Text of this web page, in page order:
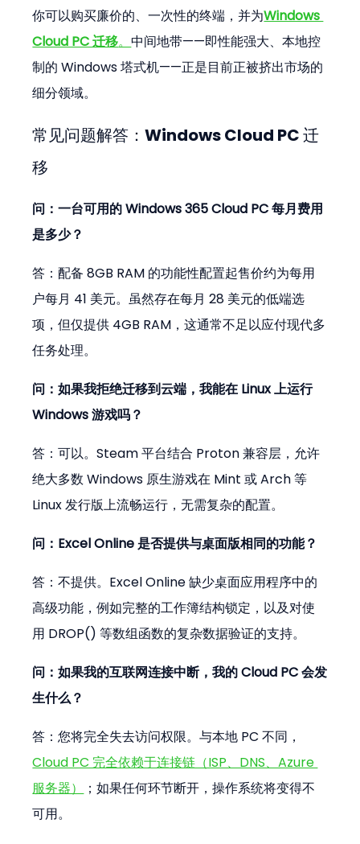
你可以购买廉价的、一次性的终端，并为Windows
Cloud PC 迁移。中间地带——即性能强大、本地控
制的 Windows 塔式机——正是目前正被挤出市场的
细分领域。
常见问题解答：Windows Cloud PC 迁
移
问：一台可用的 Windows 365 Cloud PC 每月费用
是多少？
答：配备 8GB RAM 的功能性配置起售价约为每用
户每月 41 美元。虽然存在每月 28 美元的低端选
项，但仅提供 4GB RAM，这通常不足以应付现代多
任务处理。
问：如果我拒绝迁移到云端，我能在 Linux 上运行
Windows 游戏吗？
答：可以。Steam 平台结合 Proton 兼容层，允许
绝大多数 Windows 原生游戏在 Mint 或 Arch 等
Linux 发行版上流畅运行，无需复杂的配置。
问：Excel Online 是否提供与桌面版相同的功能？
答：不提供。Excel Online 缺少桌面应用程序中的
高级功能，例如完整的工作簿结构锁定，以及对使
用 DROP() 等数组函数的复杂数据验证的支持。
问：如果我的互联网连接中断，我的 Cloud PC 会发
生什么？
答：您将完全失去访问权限。与本地 PC 不同，
Cloud PC 完全依赖于连接链（ISP、DNS、Azure
服务器）
；如果任何环节断开，操作系统将变得不
可用。